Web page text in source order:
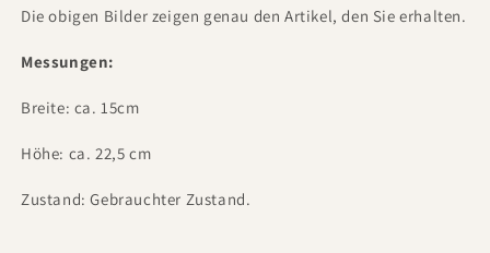
Die obigen Bilder zeigen genau den Artikel, den Sie erhalten.
Messungen:
Breite: ca. 15cm
Höhe: ca. 22,5 cm
Zustand: Gebrauchter Zustand.